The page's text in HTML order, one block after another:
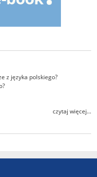
z języka polskiego?
czytaj więcej...